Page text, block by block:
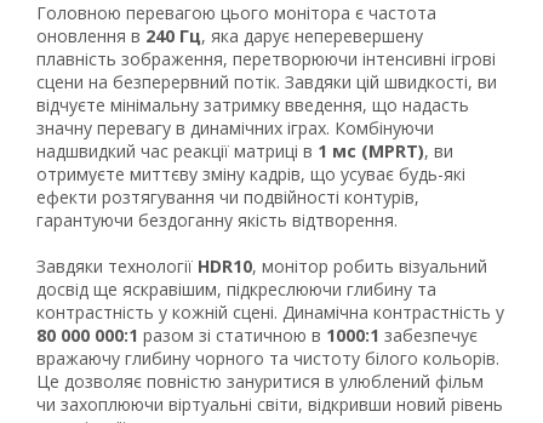
Рейтинг EXE.ua:4.6
974
90
19
21
Головною перевагою цього монітора є частота
оновлення в 240 Гц, яка дарує неперевершену
плавність зображення, перетворюючи інтенсивні ігрові
сцени на безперервний потік. Завдяки цій швидкості, ви
відчуєте мінімальну затримку введення, що надасть
значну перевагу в динамічних іграх. Комбінуючи
надшвидкий час реакції матриці в 1 мс (MPRT), ви
отримуєте миттєву зміну кадрів, що усуває будь-які
ефекти розтягування чи подвійності контурів,
гарантуючи бездоганну якість відтворення.
Завдяки технології HDR10, монітор робить візуальний
досвід ще яскравішим, підкреслюючи глибину та
контрастність у кожній сцені. Динамічна контрастність у
80 000 000:1 разом зі статичною в 1000:1 забезпечує
вражаючу глибину чорного та чистоту білого кольорів.
Це дозволяє повністю зануритися в улюблений фільм
чи захоплюючи віртуальні світи, відкривши новий рівень